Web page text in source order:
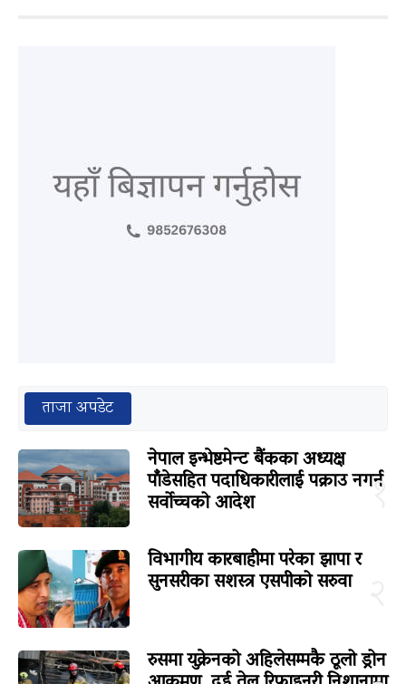
ताजा अपडेट
१
नेपाल इन्भेष्टमेन्ट बैंकका अध्यक्ष
पाँडेसहित पदाधिकारीलाई पक्राउ नगर्न
सर्वोच्चको आदेश
विभागीय कारबाहीमा परेका झापा र
सुनसरीका सशस्त्र एसपीको सरुवा
रुसमा युक्रेनको अहिलेसम्मकै ठूलो ड्रोन